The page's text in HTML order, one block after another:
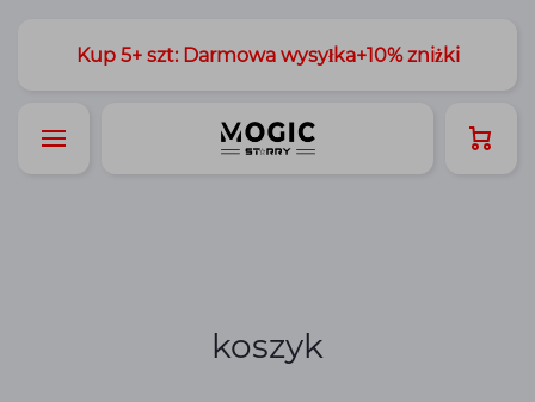
Kup 5+ szt: Darmowa wysyłka+10% zniżki
koszyk